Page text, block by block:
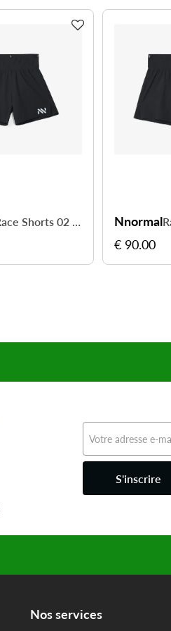
Race Shorts 02 Women - courez librement jusqu'au dernier kilomètre Nnormal
€ 90.00
S'inscrire
Nos services